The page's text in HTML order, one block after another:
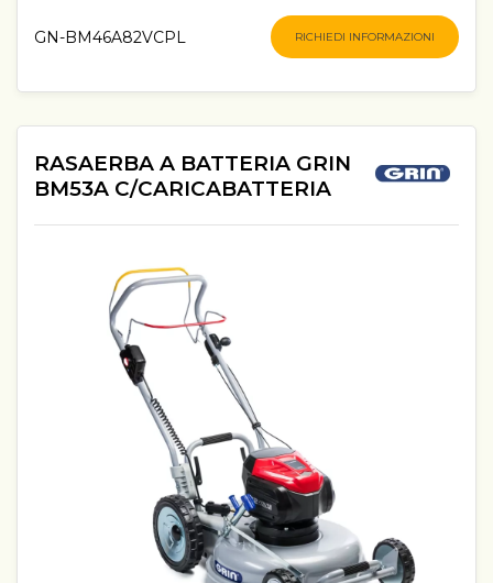
GN-BM46A82VCPL RICHIEDI INFORMAZIONI
RASAERBA A BATTERIA GRIN
BM53A C/CARICABATTERIA